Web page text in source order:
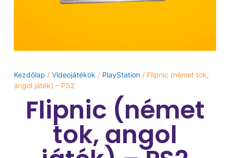
Kezdőlap / Videojátékok / PlayStation/ Flipnic (német tok,
angol játék) – PS2
Flipnic (német
tok, angol